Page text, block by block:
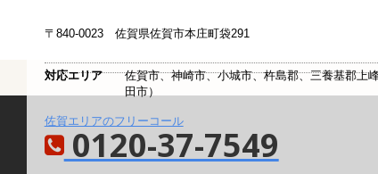
〒840-0023 佐賀県佐賀市本庄町袋291
対応エリア
佐賀市、神崎市、小城市、杵島郡、三養基郡上
田市）
佐賀エリアのフリーコール
0120-37-7549